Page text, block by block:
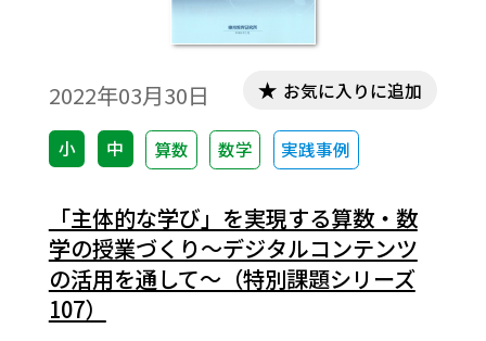
2022年03月30日
小 中 算数 数学 実践事例
お気に入りに追加
「主体的な学び」を実現する算数・数
学の授業づくり～デジタルコンテンツ
の活用を通して～（特別課題シリーズ
107）